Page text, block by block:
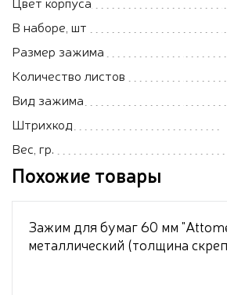
В наборе, шт
Размер зажима
Количество листов
Вид зажима
Штрихкод
Вес, гр.
Похожие товары
Зажим для бумаг 60 мм
металлический (толщина